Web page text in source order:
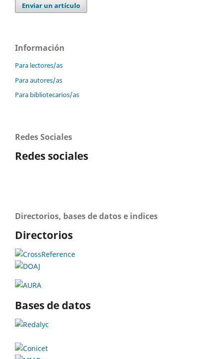
Enviar un artículo
Información
Para lectores/as
Para autores/as
Para bibliotecarios/as
Redes Sociales
Redes sociales
Directorios, bases de datos e indices
Directorios
Bases de datos